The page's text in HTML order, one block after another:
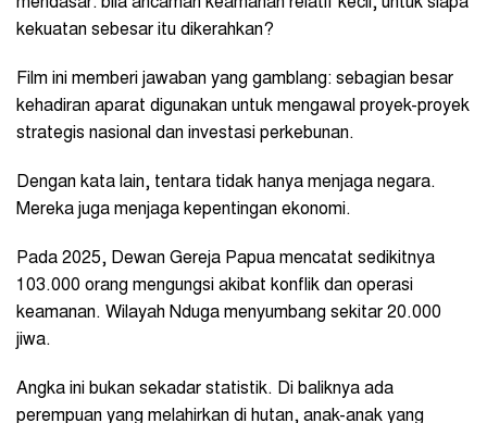
mendasar: bila ancaman keamanan relatif kecil, untuk siapa
kekuatan sebesar itu dikerahkan?
Film ini memberi jawaban yang gamblang: sebagian besar
kehadiran aparat digunakan untuk mengawal proyek-proyek
strategis nasional dan investasi perkebunan.
Dengan kata lain, tentara tidak hanya menjaga negara.
Mereka juga menjaga kepentingan ekonomi.
Pada 2025, Dewan Gereja Papua mencatat sedikitnya
103.000 orang mengungsi akibat konflik dan operasi
keamanan. Wilayah Nduga menyumbang sekitar 20.000
jiwa.
Angka ini bukan sekadar statistik. Di baliknya ada
perempuan yang melahirkan di hutan, anak-anak yang